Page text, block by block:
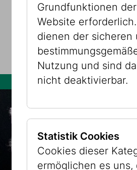
30.07.2026 – 18:00 Uhr
Grundfunktionen der
Website
dienen der sicheren
Nutzung und sind
nicht deaktivierbar.
Statistik Cookies
Cookies dieser
ermöglichen es uns,